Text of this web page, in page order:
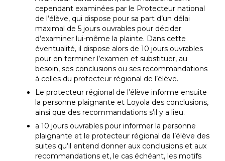
cependant examinées par le Protecteur national
de l’élève, qui dispose pour sa part d’un délai
maximal de 5 jours ouvrables pour décider
d’examiner lui-même la plainte. Dans cette
éventualité, il dispose alors de 10 jours ouvrables
pour en terminer l’examen et substituer, au
besoin, ses conclusions ou ses recommandations
à celles du protecteur régional de l’élève.
Le protecteur régional de l’élève informe ensuite
la personne plaignante et Loyola des conclusions,
ainsi que des recommandations s’il y a lieu.
a 10 jours ouvrables pour informer la personne
plaignante et le protecteur régional de l’élève des
suites qu’il entend donner aux conclusions et aux
recommandations et, le cas échéant, les motifs